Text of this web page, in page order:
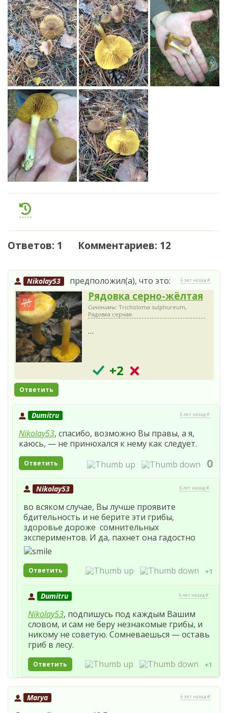
Ответов: 1 Комментариев: 12
Nikolay53 предположил(а), что это: 6 лет назад #
Рядовка серно-жёлтая
Синонимы: Tricholoma sulphureum,
Рядовка серная.
…
+2
Ответить
Dumitru 6 лет назад #
Nikolay53, спасибо, возможно Вы правы, а я,
каюсь, — не принюхался к нему как следует.
Ответить 0
Nikolay53 6 лет назад #
во всяком случае, Вы лучше проявите
бдительность и не берите эти грибы,
здоровье дороже сомнительных
экспериментов. И да, пахнет она гадостно
Ответить +1
Dumitru 6 лет назад #
Nikolay53, подпишусь под каждым Вашим
словом, и сам не беру незнакомые грибы, и
никому не советую. Сомневаешься — оставь
гриб в лесу.
Ответить +1
Marya 6 лет назад #